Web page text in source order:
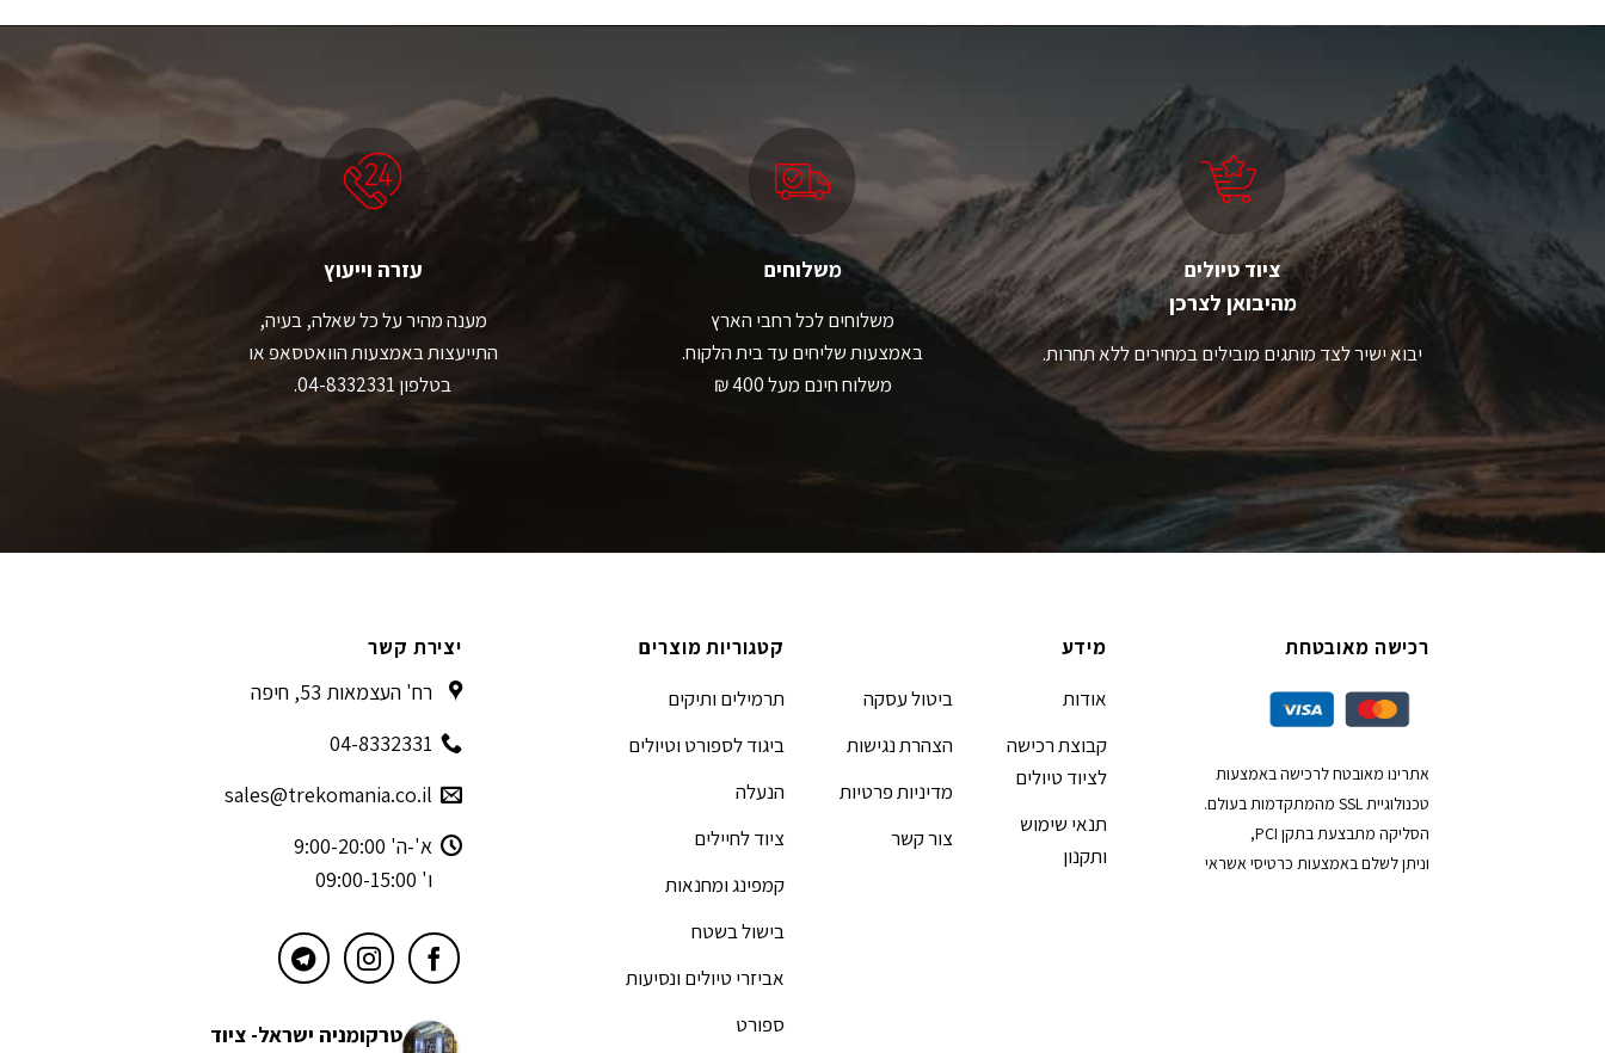
את
האפשרויות
בעמוד
מספר
את
האפשרויות
ציוד טיולים
מהיבואן לצרכן
יבוא ישיר לצד מותגים מובילים במחירים ללא תחרות.
משלוחים
משלוחים לכל רחבי הארץ
באמצעות שליחים עד בית הלקוח.
משלוח חינם מעל 400 ₪
עזרה וייעוץ
מענה מהיר על כל שאלה, בעיה,
התייעצות באמצעות הוואטסאפ או
בטלפון 04-8332331.
רכישה מאובטחת
אתרינו מאובטח לרכישה באמצעות
טכנולוגיית SSL מהמתקדמות בעולם.
הסליקה מתבצעת בתקן PCI,
וניתן לשלם באמצעות כרטיסי אשראי
מידע
אודות
קבוצת רכישה
לציוד טיולים
תנאי שימוש
ותקנון
ביטול עסקה
הצהרת נגישות
מדיניות פרטיות
צור קשר
קטגוריות מוצרים
תרמילים ותיקים
ביגוד לספורט וטיולים
הנעלה
ציוד לחיילים
קמפינג ומחנאות
בישול בשטח
אביזרי טיולים ונסיעות
ספורט
יצירת קשר
רח' העצמאות 53, חיפה
04-8332331
sales@trekomania.co.il
א'-ה' 9:00-20:00
ו' 09:00-15:00
טרקומניה ישראל- ציוד